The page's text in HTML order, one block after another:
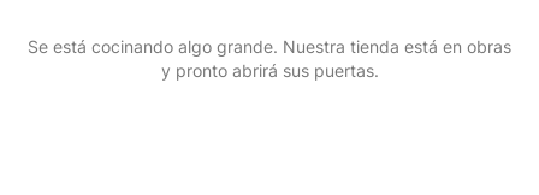
Se está cocinando algo grande. Nuestra tienda está en obras
y pronto abrirá sus puertas.